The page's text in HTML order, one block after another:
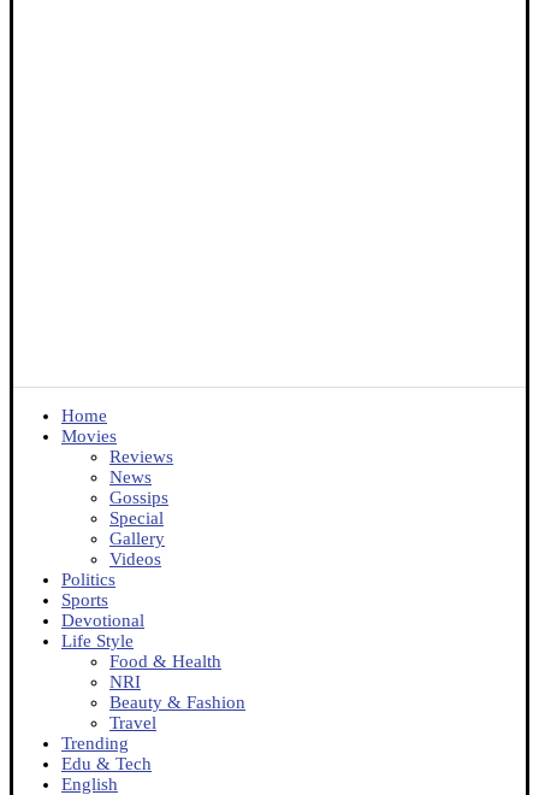
Home
Movies
Reviews
News
Gossips
Special
Gallery
Videos
Politics
Sports
Devotional
Life Style
Food & Health
NRI
Beauty & Fashion
Travel
Trending
Edu & Tech
English